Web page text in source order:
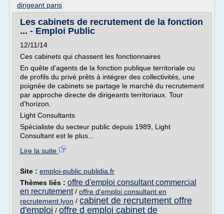
dirigeant paris
Les cabinets de recrutement de la fonction
... - Emploi Public
12/11/14
Ces cabinets qui chassent les fonctionnaires
En quête d'agents de la fonction publique territoriale ou
de profils du privé prêts à intégrer des collectivités, une
poignée de cabinets se partage le marché du recrutement
par approche directe de dirigeants territoriaux. Tour
d'horizon.
Light Consultants
Spécialiste du secteur public depuis 1989, Light
Consultant est le plus...
Lire la suite
Site : emploi-public.publidia.fr
Thèmes liés : offre d'emploi consultant commercial
en recrutement/ offre d'emploi consultant en
recrutement lyon / cabinet de recrutement offre
d'emploi / offre d emploi cabinet de